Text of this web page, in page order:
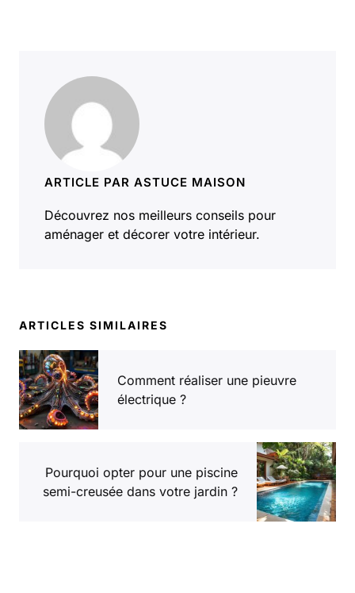
ARTICLE PAR ASTUCE MAISON
Découvrez nos meilleurs conseils pour
aménager et décorer votre intérieur.
ARTICLES SIMILAIRES
Comment réaliser une pieuvre
électrique ?
Pourquoi opter pour une piscine
semi-creusée dans votre jardin ?